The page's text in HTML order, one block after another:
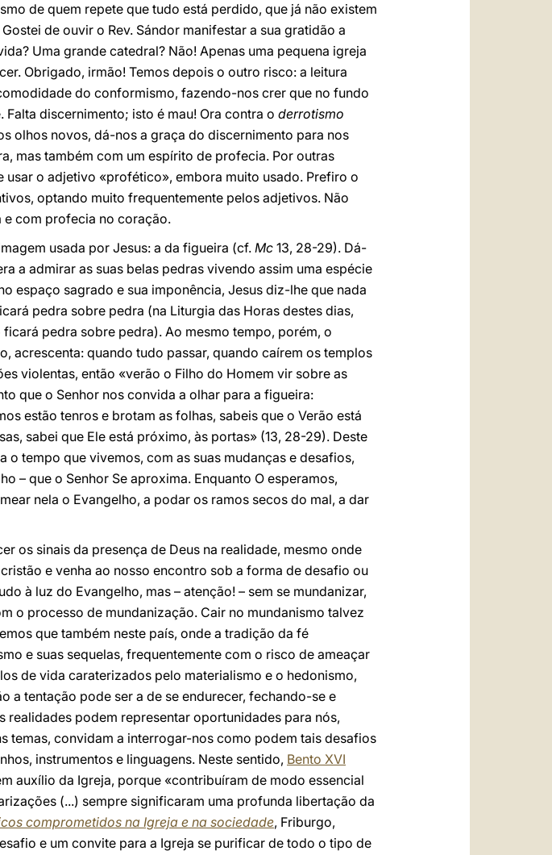
de quem repete que tudo está perdido, que já não existem
de ouvir o Rev. Sándor manifestar a sua gratidão a
Uma grande catedral? Não! Apenas uma pequena igreja
Obrigado, irmão! Temos depois o outro risco: a leitura
do conformismo, fazendo-nos crer que no fundo
discernimento; isto é mau! Ora contra o derrotismo
olhos novos, dá-nos a graça do discernimento para nos
mas também com um espírito de profecia. Por outras
usar o adjetivo «profético», embora muito usado. Prefiro o
optando muito frequentemente pelos adjetivos. Não
com profecia no coração.
usada por Jesus: a da figueira (cf.Mc 13, 28-29). Dá-
a admirar as suas belas pedras vivendo assim uma espécie
espaço sagrado e sua imponência, Jesus diz-lhe que nada
pedra sobre pedra (na Liturgia das Horas destes dias,
pedra sobre pedra). Ao mesmo tempo, porém, o
acrescenta: quando tudo passar, quando caírem os templos
violentas, então «verão o Filho do Homem vir sobre as
que o Senhor nos convida a olhar para a figueira:
estão tenros e brotam as folhas, sabeis que o Verão está
sabei que Ele está próximo, às portas» (13, 28-29). Deste
tempo que vivemos, com as suas mudanças e desafios,
– que o Senhor Se aproxima. Enquanto O esperamos,
nela o Evangelho, a podar os ramos secos do mal, a dar
os sinais da presença de Deus na realidade, mesmo onde
e venha ao nosso encontro sob a forma de desafio ou
à luz do Evangelho, mas – atenção! – sem se mundanizar,
o processo de mundanização. Cair no mundanismo talvez
que também neste país, onde a tradição da fé
e suas sequelas, frequentemente com o risco de ameaçar
de vida caraterizados pelo materialismo e o hedonismo,
a tentação pode ser a de se endurecer, fechando-se e
podem representar oportunidades para nós,
temas, convidam a interrogar-nos como podem tais desafios
instrumentos e linguagens. Neste sentido, Bento XVI
auxílio da Igreja, porque «contribuíram de modo essencial
(...) sempre significaram uma profunda libertação da
comprometidos na Igreja e na sociedade, Friburgo,
e um convite para a Igreja se purificar de todo o tipo de